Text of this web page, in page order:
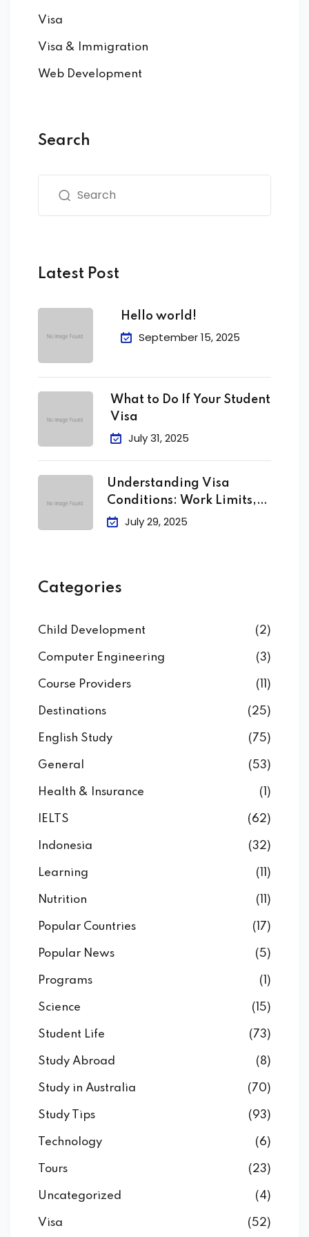
Visa
Visa & Immigration
Web Development
Search
Latest Post
Hello world!
September 15, 2025
What to Do If Your Student
Visa
July 31, 2025
Understanding Visa
Conditions: Work Limits,
Attendance &
July 29, 2025
Categories
Child Development (2)
Computer Engineering (3)
Course Providers (11)
Destinations (25)
English Study (75)
General (53)
Health & Insurance (1)
IELTS (62)
Indonesia (32)
Learning (11)
Nutrition (11)
Popular Countries (17)
Popular News (5)
Programs (1)
Science (15)
Student Life (73)
Study Abroad (8)
Study in Australia (70)
Study Tips (93)
Technology (6)
Tours (23)
Uncategorized (4)
Visa (52)